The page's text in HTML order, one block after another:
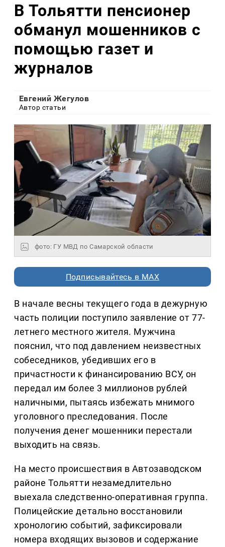
В Тольятти пенсионер
обманул мошенников с
помощью газет и
журналов
Евгений Жегулов
Автор статьи
фото: ГУ МВД по Самарской области
Подписывайтесь в MAX
В начале весны текущего года в дежурную
часть полиции поступило заявление от 77-
летнего местного жителя. Мужчина
пояснил, что под давлением неизвестных
собеседников, убедивших его в
причастности к финансированию ВСУ, он
передал им более 3 миллионов рублей
наличными, пытаясь избежать мнимого
уголовного преследования. После
получения денег мошенники перестали
выходить на связь.
На место происшествия в Автозаводском
районе Тольятти незамедлительно
выехала следственно-оперативная группа.
Полицейские детально восстановили
хронологию событий, зафиксировали
номера входящих вызовов и содержание